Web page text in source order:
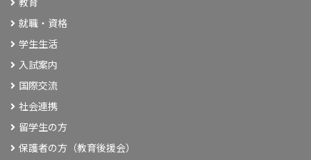
就職・資格
学生生活
入試案内
国際交流
社会連携
留学生の方
保護者の方（教育後援会）